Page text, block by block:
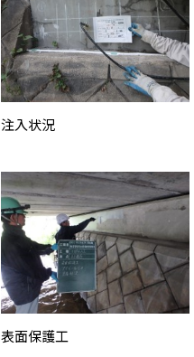
注入状況
表面保護工